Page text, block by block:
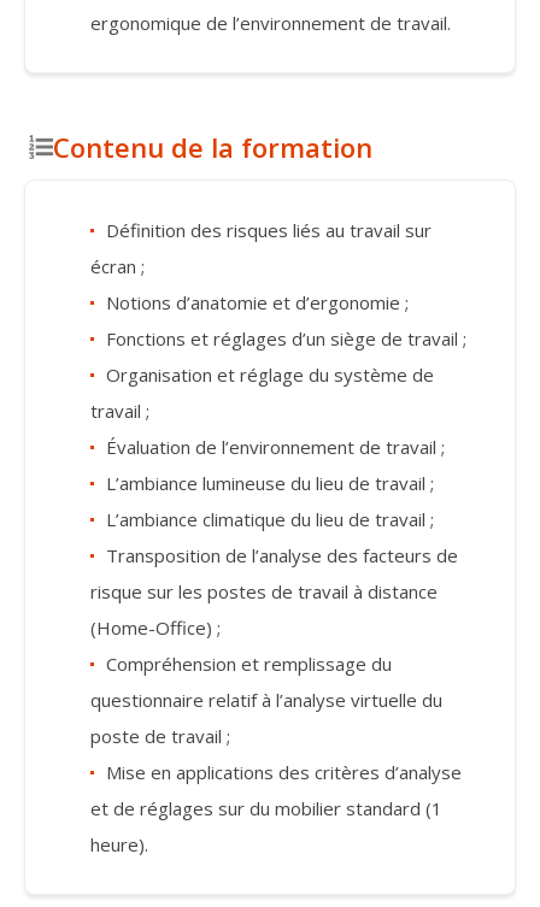
ergonomique de l’environnement de travail.
Contenu de la formation
Définition des risques liés au travail sur
écran ;
Notions d’anatomie et d’ergonomie ;
Fonctions et réglages d’un siège de travail ;
Organisation et réglage du système de
travail ;
Évaluation de l’environnement de travail ;
L’ambiance lumineuse du lieu de travail ;
L’ambiance climatique du lieu de travail ;
Transposition de l’analyse des facteurs de
risque sur les postes de travail à distance
(Home-Office) ;
Compréhension et remplissage du
questionnaire relatif à l’analyse virtuelle du
poste de travail ;
Mise en applications des critères d’analyse
et de réglages sur du mobilier standard (1
heure).